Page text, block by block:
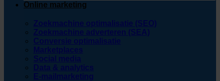
Online marketing
Zoekmachine optimalisatie (SEO)
Zoekmachine adverteren (SEA)
Conversie optimalisatie
Marketplaces
Social media
Data & analytics
E-mailmarketing